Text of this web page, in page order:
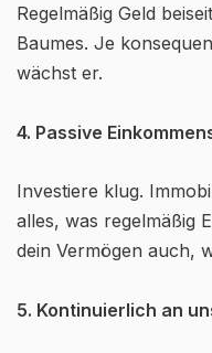
Regelmäßig Geld
Baumes. Je
wächst er.
4. Passive
Investiere klug.
alles, was regelmäßig
dein Vermögen auch,
5. Kontinuierlich an